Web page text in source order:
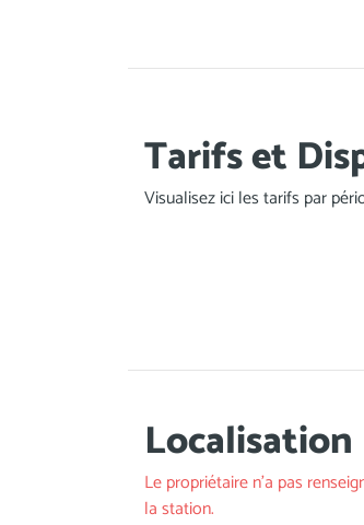
Tarifs et
Visualisez ici les tarifs par
Localisation
Le propriétaire n'a pas
la station.